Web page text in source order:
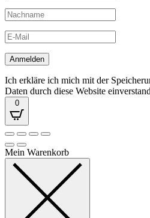
Ich erkläre ich mich mit der
Daten durch diese Website
0
Mein Warenkorb